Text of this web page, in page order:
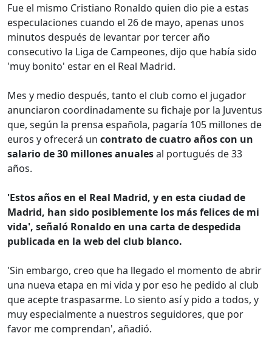
Fue el mismo Cristiano Ronaldo quien dio pie a estas
especulaciones cuando el 26 de mayo, apenas unos
minutos después de levantar por tercer año
consecutivo la Liga de Campeones, dijo que había sido
'muy bonito' estar en el Real Madrid.
Mes y medio después, tanto el club como el jugador
anunciaron coordinadamente su fichaje por la Juventus
que, según la prensa española, pagaría 105 millones de
euros y ofrecerá un contrato de cuatro años con un
salario de 30 millones anualesal portugués de 33
años.
'Estos años en el Real Madrid, y en esta ciudad de
Madrid, han sido posiblemente los más felices de mi
vida', señaló Ronaldo en una carta de despedida
publicada en la web del club blanco.
'Sin embargo, creo que ha llegado el momento de abrir
una nueva etapa en mi vida y por eso he pedido al club
que acepte traspasarme. Lo siento así y pido a todos, y
muy especialmente a nuestros seguidores, que por
favor me comprendan', añadió.